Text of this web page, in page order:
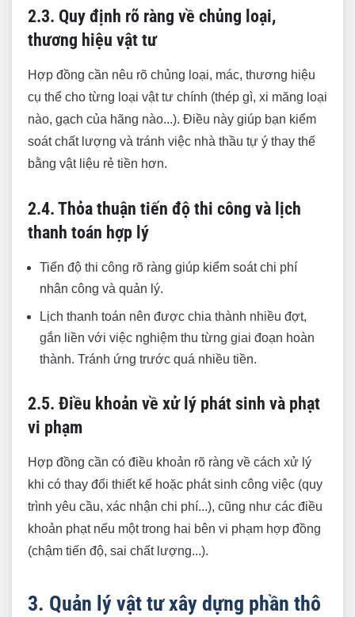
2.3. Quy định rõ ràng về chủng loại,
thương hiệu vật tư
Hợp đồng cần nêu rõ chủng loại, mác, thương hiệu
cụ thể cho từng loại vật tư chính (thép gì, xi măng loại
nào, gạch của hãng nào...). Điều này giúp bạn kiểm
soát chất lượng và tránh việc nhà thầu tự ý thay thế
bằng vật liệu rẻ tiền hơn.
2.4. Thỏa thuận tiến độ thi công và lịch
thanh toán hợp lý
Tiến độ thi công rõ ràng giúp kiểm soát chi phí
nhân công và quản lý.
Lịch thanh toán nên được chia thành nhiều đợt,
gắn liền với việc nghiệm thu từng giai đoạn hoàn
thành. Tránh ứng trước quá nhiều tiền.
2.5. Điều khoản về xử lý phát sinh và phạt
vi phạm
Hợp đồng cần có điều khoản rõ ràng về cách xử lý
khi có thay đổi thiết kế hoặc phát sinh công việc (quy
trình yêu cầu, xác nhận chi phí...), cũng như các điều
khoản phạt nếu một trong hai bên vi phạm hợp đồng
(chậm tiến độ, sai chất lượng...).
3. Quản lý vật tư xây dựng phần thô